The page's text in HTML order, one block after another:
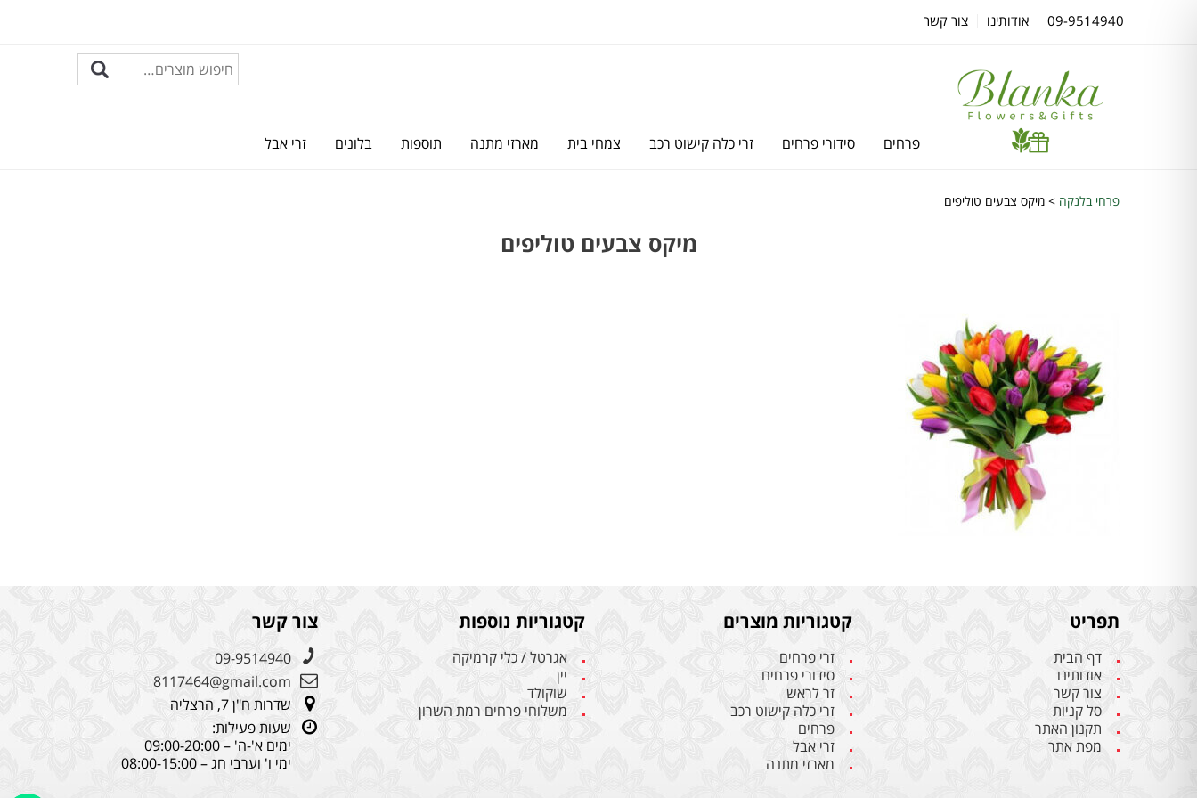
09-9514940 אודותינו צור קשר
פרחים סידורי פרחים זרי כלה קישוט רכב צמחי בית מארזי מתנה תוספות בלונים זרי אבל
פרחי בלנקה > מיקס צבעים טוליפים
מיקס צבעים טוליפים
תפריט
דף הבית
אודותינו
צור קשר
סל קניות
תקנון האתר
מפת אתר
קטגוריות מוצרים
זרי פרחים
סידורי פרחים
זר לראש
זרי כלה קישוט רכב
פרחים
זרי אבל
מארזי מתנה
קטגוריות נוספות
אגרטל / כלי קרמיקה
יין
שוקולד
משלוחי פרחים רמת השרון
צור קשר
09-9514940
8117464@gmail.com
שדרות ח"ן 7, הרצליה
שעות פעילות:
ימים א'-ה' – 09:00-20:00
ימי ו' וערבי חג – 08:00-15:00